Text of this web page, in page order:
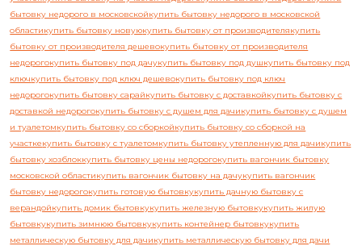
бытовку недорого в московскойкупить бытовку недорого в московской
областикупить бытовку новуюкупить бытовку от производителякупить
бытовку от производителя дешевокупить бытовку от производителя
недорогокупить бытовку под дачукупить бытовку под душкупить бытовку под
ключкупить бытовку под ключ дешевокупить бытовку под ключ
недорогокупить бытовку сарайкупить бытовку с доставкойкупить бытовку с
доставкой недорогокупить бытовку с душем для дачикупить бытовку с душем
и туалетомкупить бытовку со сборкойкупить бытовку со сборкой на
участкекупить бытовку с туалетомкупить бытовку утепленную для дачикупить
бытовку хозблоккупить бытовку цены недорогокупить вагончик бытовку
московской областикупить вагончик бытовку на дачукупить вагончик
бытовку недорогокупить готовую бытовкукупить дачную бытовку с
верандойкупить домик бытовкукупить железную бытовкукупить жилую
бытовкукупить зимнюю бытовкукупить контейнер бытовкукупить
металлическую бытовку для дачикупить металлическую бытовку для дачи